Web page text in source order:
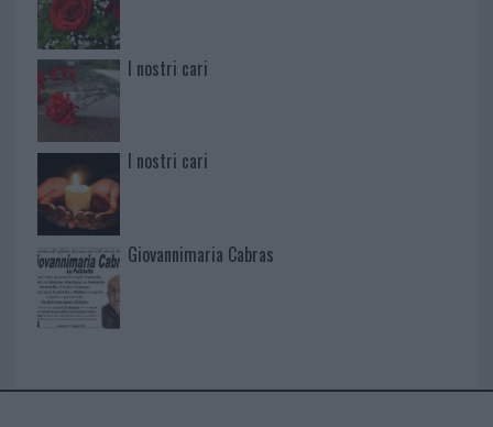
I nostri cari
I nostri cari
Giovannimaria Cabras